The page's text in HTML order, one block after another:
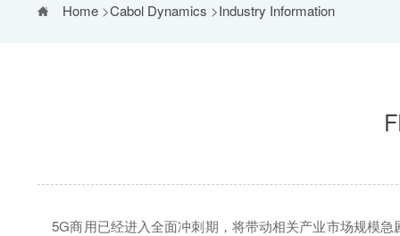
Home>Cabol Dynamics >Industry Information
5G商用已经进入全面冲刺期，将带动相关产业市场规模急